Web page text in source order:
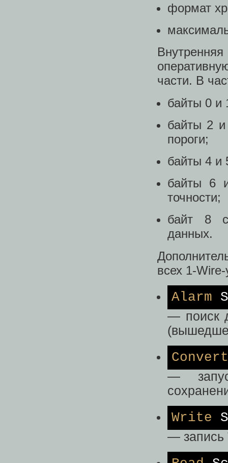
формат
части. В
байты 0 и
байты 2
пороги;
байты 4 и
байты 6
точности;
байт 8
данных.
всех 1-
Alarm
— поиск
—
Write
— запись